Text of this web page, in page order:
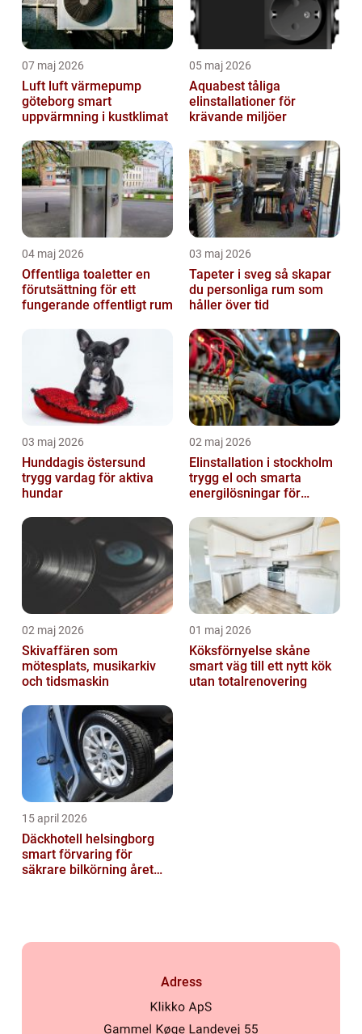
07 maj 2026
Luft luft värmepump
göteborg smart
uppvärmning i kustklimat
05 maj 2026
Aquabest tåliga
elinstallationer för
krävande miljöer
04 maj 2026
Offentliga toaletter en
förutsättning för ett
fungerande offentligt rum
03 maj 2026
Tapeter i sveg så skapar
du personliga rum som
håller över tid
03 maj 2026
Hunddagis östersund
trygg vardag för aktiva
hundar
02 maj 2026
Elinstallation i stockholm
trygg el och smarta
energilösningar för
02 maj 2026
Skivaffären som
mötesplats, musikarkiv
och tidsmaskin
01 maj 2026
Köksförnyelse skåne
smart väg till ett nytt kök
utan totalrenovering
15 april 2026
Däckhotell helsingborg
smart förvaring för
säkrare bilkörning året
Adress